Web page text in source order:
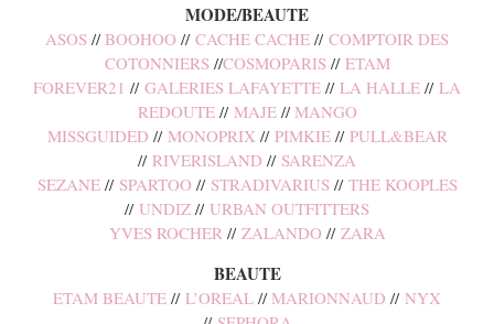
MODE/BEAUTE
ASOS // BOOHOO // CACHE CACHE // COMPTOIR DES
COTONNIERS//COSMOPARIS// ETAM
FOREVER21 // GALERIES LAFAYETTE // LA HALLE // LA
REDOUTE// MAJE//MANGO
MISSGUIDED // MONOPRIX // PIMKIE// PULL&BEAR
// RIVERISLAND // SARENZA
SEZANE// SPARTOO // STRADIVARIUS// THE KOOPLES
// UNDIZ // URBAN OUTFITTERS
YVES ROCHER // ZALANDO // ZARA
BEAUTE
ETAM BEAUTE // L’OREAL //MARIONNAUD // NYX